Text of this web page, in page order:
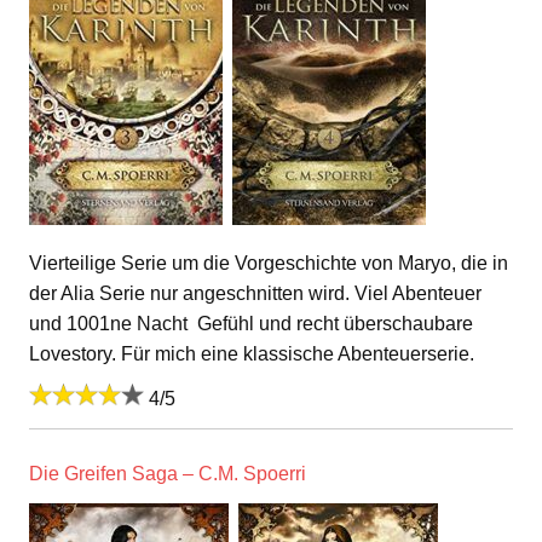
Vierteilige Serie um die Vorgeschichte von Maryo, die in
der Alia Serie nur angeschnitten wird. Viel Abenteuer
und 1001ne Nacht Gefühl und recht überschaubare
Lovestory. Für mich eine klassische Abenteuerserie.
4/5
Die Greifen Saga – C.M. Spoerri